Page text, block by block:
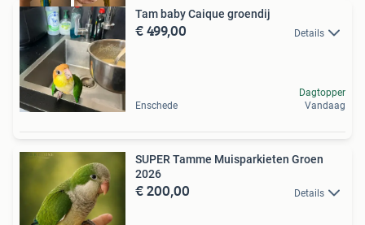
Tam baby Caique groendij
€ 499,00 Details
Enschede
Dagtopper
Vandaag
SUPER Tamme Muisparkieten Groen
2026
€ 200,00 Details